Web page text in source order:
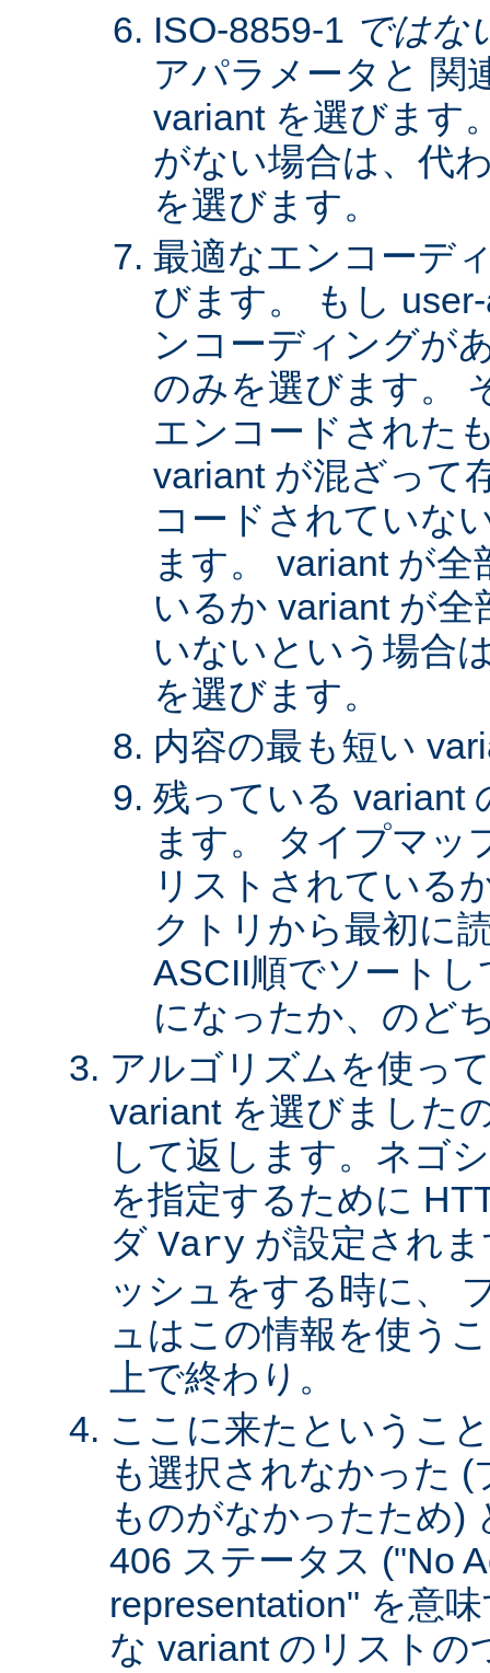
ISO-8859-1 ではな
アパラメータと 関
variant を選びます
がない場合は、代
を選びます。
最適なエンコーデ
びます。 もし
ンコーディングが
のみを選びます。
エンコードされた
variant が混ざって
コードされていな
ます。 variant が
いるか variant が
いないという場合
を選びます。
内容の最も短い
残っている variant
ます。 タイプマッ
リストされている
クトリから最初に
ASCII順でソート
になったか、のど
アルゴリズムを使っ
variant を選びました
して返します。ネゴ
を指定するために
ダ Vary が設定され
ッシュをする時に、
ュはこの情報を使う
上で終わり。
ここに来たというこ
も選択されなかった
ものがなかったため)
406 ステータス ("No
representation" を意
な variant のリストの